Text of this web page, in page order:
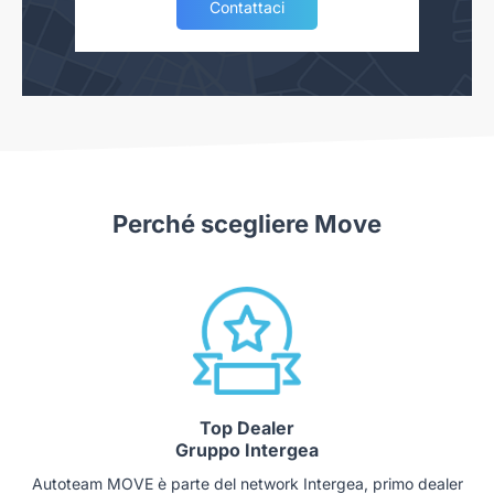
Contattaci
Perché scegliere Move
Top Dealer
Gruppo Intergea
Autoteam MOVE è parte del network Intergea, primo dealer